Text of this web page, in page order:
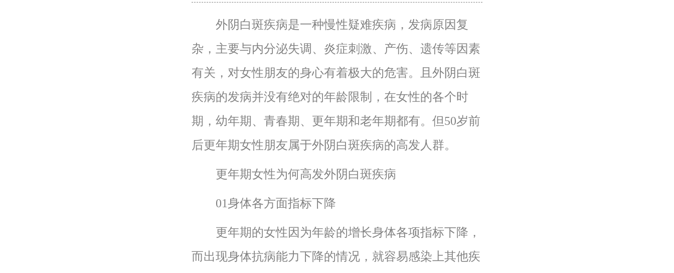
外阴白斑疾病是一种慢性疑难疾病，发病原因复
杂，主要与内分泌失调、炎症刺激、产伤、遗传等因素
有关，对女性朋友的身心有着极大的危害。且外阴白斑
疾病的发病并没有绝对的年龄限制，在女性的各个时
期，幼年期、青春期、更年期和老年期都有。但50岁前
后更年期女性朋友属于外阴白斑疾病的高发人群。
更年期女性为何高发外阴白斑疾病
01身体各方面指标下降
更年期的女性因为年龄的增长身体各项指标下降，
而出现身体抗病能力下降的情况，就容易感染上其他疾